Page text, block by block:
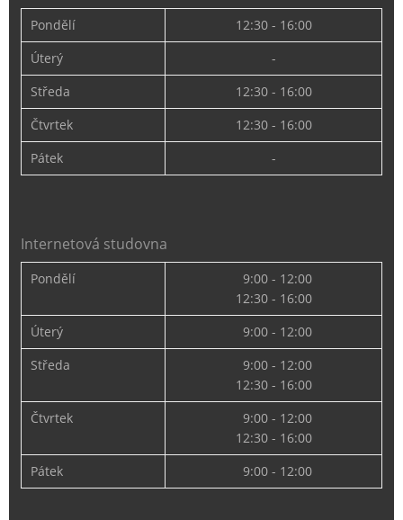
Pondělí
12:30 - 16:00
Úterý
-
Středa
12:30 - 16:00
Čtvrtek
12:30 - 16:00
Pátek
-
Internetová studovna
Pondělí
9:00 - 12:00
12:30 - 16:00
Úterý
9:00 - 12:00
Středa
9:00 - 12:00
12:30 - 16:00
Čtvrtek
9:00 - 12:00
12:30 - 16:00
Pátek
9:00 - 12:00